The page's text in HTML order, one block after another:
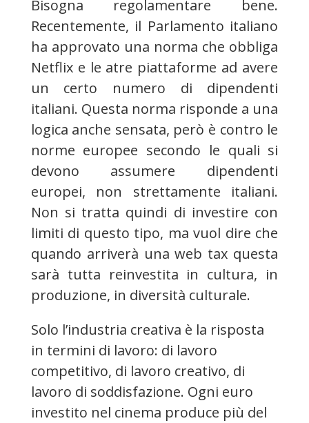
Bisogna regolamentare bene.
Recentemente, il Parlamento italiano
ha approvato una norma che obbliga
Netflix e le atre piattaforme ad avere
un certo numero di dipendenti
italiani. Questa norma risponde a una
logica anche sensata, però è contro le
norme europee secondo le quali si
devono assumere dipendenti
europei, non strettamente italiani.
Non si tratta quindi di investire con
limiti di questo tipo, ma vuol dire che
quando arriverà una web tax questa
sarà tutta reinvestita in cultura, in
produzione, in diversità culturale.
Solo l’industria creativa è la risposta
in termini di lavoro: di lavoro
competitivo, di lavoro creativo, di
lavoro di soddisfazione. Ogni euro
investito nel cinema produce più del